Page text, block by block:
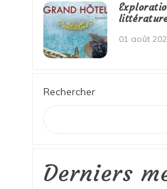
01 août
Rechercher
Derniers